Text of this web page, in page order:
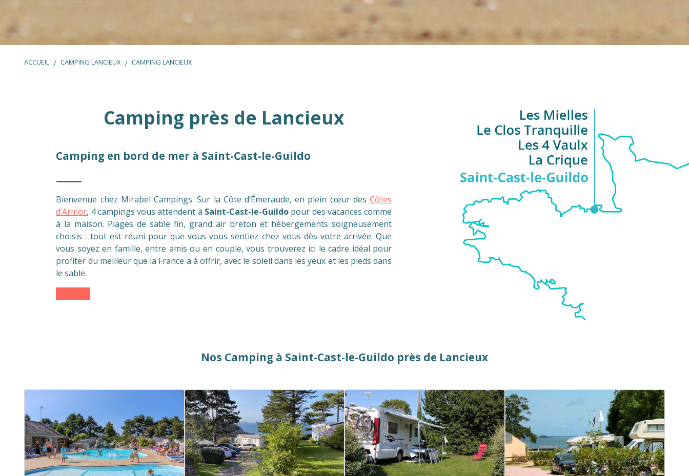
ACCUEIL CAMPING LANCIEUX CAMPING LANCIEUX
Camping près de Lancieux
Camping en bord de mer à Saint-Cast-le-Guildo
Bienvenue chez Mirabel Campings. Sur la Côte d’Émeraude, en plein cœur desCôtes
d’Armor, 4 campings vous attendent à Saint-Cast-le-Guildo pour des vacances comme
à la maison. Plages de sable fin, grand air breton et hébergements soigneusement
choisis : tout est réuni pour que vous vous sentiez chez vous dès votre arrivée. Que
vous soyez en famille, entre amis ou en couple, vous trouverez ici le cadre idéal pour
profiter du meilleur que la France a à offrir, avec le soleil dans les yeux et les pieds dans
le sable.
Nos Camping à Saint-Cast-le-Guildo près de Lancieux